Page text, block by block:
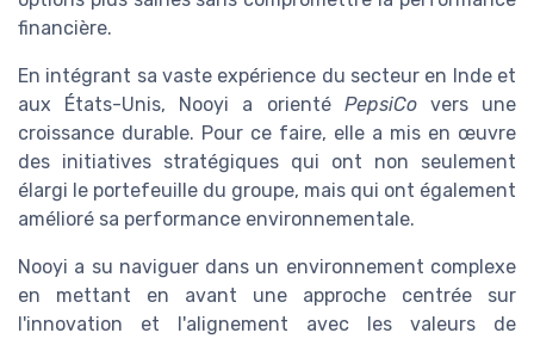
financière.
En intégrant sa vaste expérience du secteur en Inde et
aux États-Unis, Nooyi a orienté PepsiCovers une
croissance durable. Pour ce faire, elle a mis en œuvre
des initiatives stratégiques qui ont non seulement
élargi le portefeuille du groupe, mais qui ont également
amélioré sa performance environnementale.
Nooyi a su naviguer dans un environnement complexe
en mettant en avant une approche centrée sur
l'innovation et l'alignement avec les valeurs de